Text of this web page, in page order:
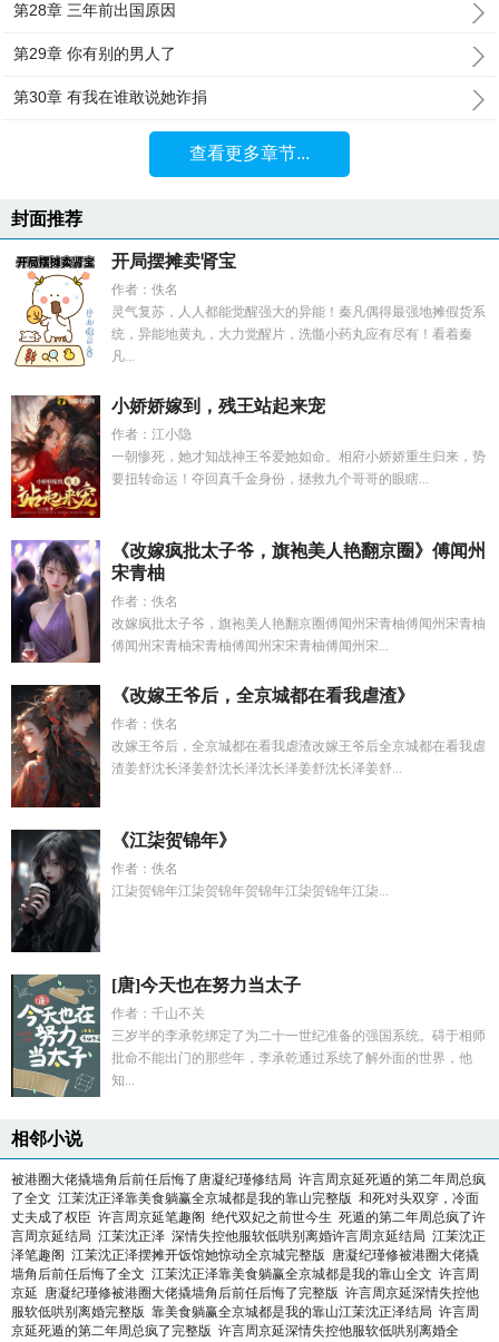
第28章 三年前出国原因
第29章 你有别的男人了
第30章 有我在谁敢说她诈捐
查看更多章节...
封面推荐
开局摆摊卖肾宝
作者：佚名
灵气复苏，人人都能觉醒强大的异能！秦凡偶得最强地摊假货系
统，异能地黄丸，大力觉醒片，洗髓小药丸应有尽有！看着秦
凡...
小娇娇嫁到，残王站起来宠
作者：江小隐
一朝惨死，她才知战神王爷爱她如命。相府小娇娇重生归来，势
要扭转命运！夺回真千金身份，拯救九个哥哥的眼瞎...
《改嫁疯批太子爷，旗袍美人艳翻京圈》傅闻州
宋青柚
作者：佚名
改嫁疯批太子爷，旗袍美人艳翻京圈傅闻州宋青柚傅闻州宋青柚
傅闻州宋青柚宋青柚傅闻州宋宋青柚傅闻州宋...
《改嫁王爷后，全京城都在看我虐渣》
作者：佚名
改嫁王爷后，全京城都在看我虐渣改嫁王爷后全京城都在看我虐
渣姜舒沈长泽姜舒沈长泽沈长泽姜舒沈长泽姜舒...
《江柒贺锦年》
作者：佚名
江柒贺锦年江柒贺锦年贺锦年江柒贺锦年江柒...
[唐]今天也在努力当太子
作者：千山不关
三岁半的李承乾绑定了为二十一世纪准备的强国系统。碍于相师
批命不能出门的那些年，李承乾通过系统了解外面的世界，他
知...
相邻小说
被港圈大佬撬墙角后前任后悔了唐凝纪瑾修结局 许言周京延死遁的第二年周总疯
了全文 江茉沈正泽靠美食躺赢全京城都是我的靠山完整版 和死对头双穿，冷面
丈夫成了权臣 许言周京延笔趣阁 绝代双妃之前世今生 死遁的第二年周总疯了许
言周京延结局 江茉沈正泽 深情失控他服软低哄别离婚许言周京延结局 江茉沈正
泽笔趣阁 江茉沈正泽摆摊开饭馆她惊动全京城完整版 唐凝纪瑾修被港圈大佬撬
墙角后前任后悔了全文 江茉沈正泽靠美食躺赢全京城都是我的靠山全文 许言周
京延 唐凝纪瑾修被港圈大佬撬墙角后前任后悔了完整版 许言周京延深情失控他
服软低哄别离婚完整版 靠美食躺赢全京城都是我的靠山江茉沈正泽结局 许言周
京延死遁的第二年周总疯了完整版 许言周京延深情失控他服软低哄别离婚全